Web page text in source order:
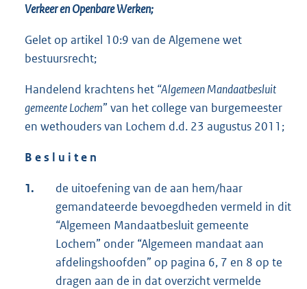
Verkeer en Openbare Werken;
Gelet op artikel 10:9 van de Algemene wet
bestuursrecht;
Handelend krachtens het “Algemeen Mandaatbesluit
gemeente Lochem” van het college van burgemeester
en wethouders van Lochem d.d. 23 augustus 2011;
B e s l u i t e n
1.
de uitoefening van de aan hem/haar
gemandateerde bevoegdheden vermeld in dit
“Algemeen Mandaatbesluit gemeente
Lochem” onder “Algemeen mandaat aan
afdelingshoofden” op pagina 6, 7 en 8 op te
dragen aan de in dat overzicht vermelde